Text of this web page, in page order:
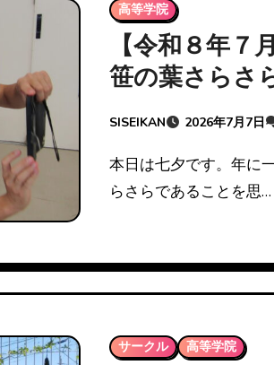
高等学院
【令和８年７
笹の葉さらさ
球】
SISEIKAN 2026年7月7日
本日は七夕です。年に一度だけ、笹の葉がさ
らさらであることを思…
サークル 高等学院